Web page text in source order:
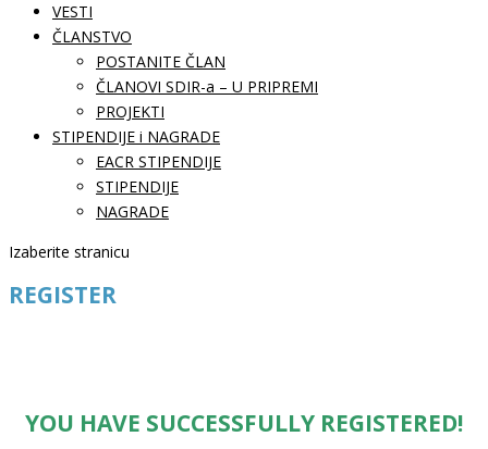
VESTI
ČLANSTVO
POSTANITE ČLAN
ČLANOVI SDIR-a – U PRIPREMI
PROJEKTI
STIPENDIJE i NAGRADE
EACR STIPENDIJE
STIPENDIJE
NAGRADE
Izaberite stranicu
REGISTER
YOU HAVE SUCCESSFULLY REGISTERED!